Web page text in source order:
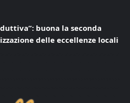
buona la seconda
delle eccellenze locali